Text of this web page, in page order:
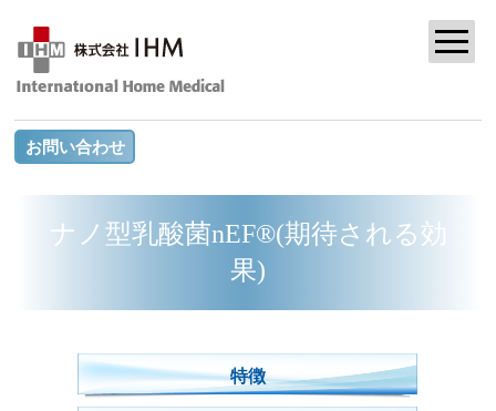
お問い合わせ
ナノ型乳酸菌nEF®(期待される効
果)
特徴